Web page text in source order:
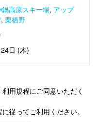
鍋高原スキー場, アップ
, 栗栖野
日 (木)
用規程にご同意いただく
従ってご利用ください。